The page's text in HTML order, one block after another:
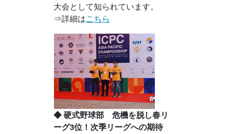
大会として知られています。
⇒詳細はこちら
◆ 硬式野球部 危機を脱し春リ
ーグ3位！次季リーグへの期待